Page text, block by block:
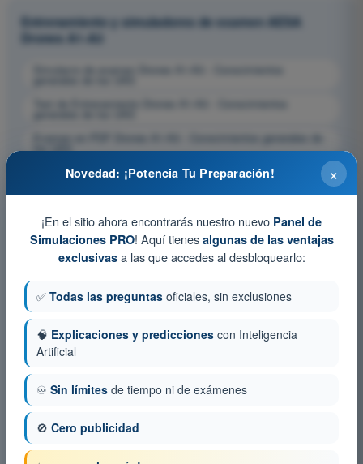
Entrenamiento y simuladores de examen AESA
Drones A1-A3
Simulacro de examen Drones A1-A3 - Conocimientos
Test de Entrenamiento Drones A1-A3 - Conocimientos
Examen en PDF Drones A1-A3 - Conocimientos generales de
los UAS
×
Novedad: ¡Potencia Tu Preparación!
¡En el sitio ahora encontrarás nuestro nuevo Panel de
Simulaciones PRO! Aquí tienes algunas de las ventajas
exclusivasa las que accedes al desbloquearlo:
✅ Todas las preguntas oficiales, sin exclusiones
🧠 Explicaciones y predicciones con Inteligencia
Artificial
♾️ Sin límites de tiempo ni de exámenes
🚫 Cero publicidad